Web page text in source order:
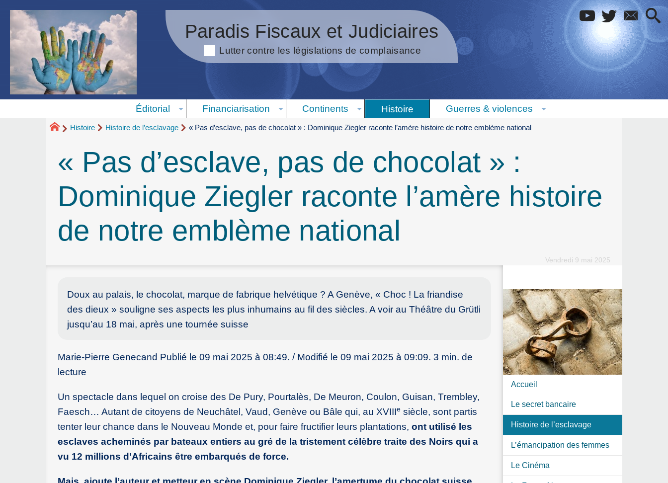
Paradis Fiscaux et Judiciaires
Lutter contre les législations de complaisance
Éditorial Financiarisation Continents Histoire Guerres & violences
Histoire Histoire de l’esclavage « Pas d’esclave, pas de chocolat » : Dominique Ziegler raconte l’amère histoire de notre emblème national
« Pas d’esclave, pas de chocolat » :
Dominique Ziegler raconte l’amère histoire
de notre emblème national
Vendredi 9 mai 2025
Doux au palais, le chocolat, marque de fabrique helvétique ? A Genève, « Choc ! La friandise
des dieux » souligne ses aspects les plus inhumains au fil des siècles. A voir au Théâtre du Grütli
jusqu’au 18 mai, après une tournée suisse
Marie-Pierre Genecand Publié le 09 mai 2025 à 08:49. / Modifié le 09 mai 2025 à 09:09. 3 min. de
lecture
Un spectacle dans lequel on croise des De Pury, Pourtalès, De Meuron, Coulon, Guisan, Trembley,
Faesch… Autant de citoyens de Neuchâtel, Vaud, Genève ou Bâle qui, au XVIIIe siècle, sont partis
tenter leur chance dans le Nouveau Monde et, pour faire fructifier leurs plantations, ont utilisé les
esclaves acheminés par bateaux entiers au gré de la tristement célèbre traite des Noirs qui a
vu 12 millions d’Africains être embarqués de force.
Accueil
Le secret bancaire
Histoire de l’esclavage
L’émancipation des femmes
Le Cinéma